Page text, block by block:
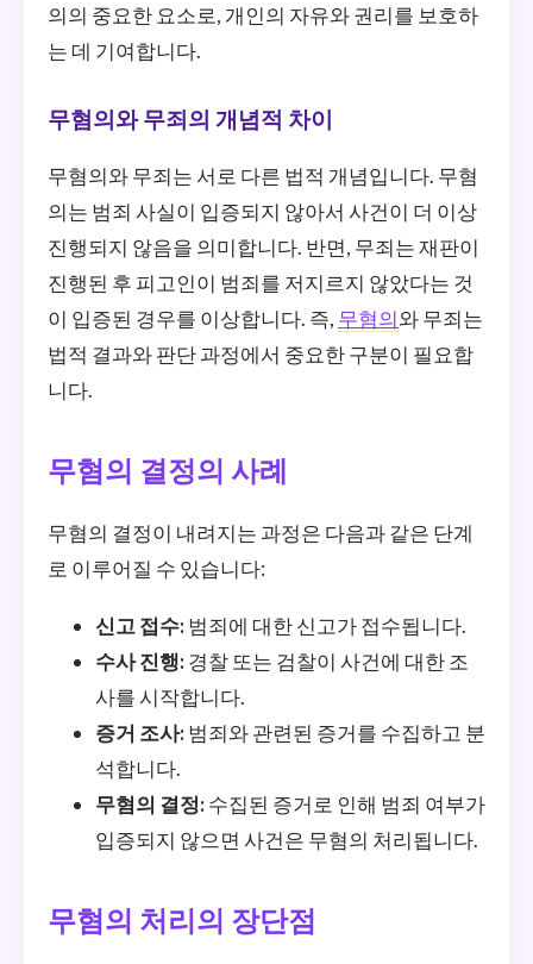
의의 중요한 요소로, 개인의 자유와 권리를 보호하
는 데 기여합니다.
무혐의와 무죄의 개념적 차이
무혐의와 무죄는 서로 다른 법적 개념입니다. 무혐
의는 범죄 사실이 입증되지 않아서 사건이 더 이상
진행되지 않음을 의미합니다. 반면, 무죄는 재판이
진행된 후 피고인이 범죄를 저지르지 않았다는 것
이 입증된 경우를 이상합니다. 즉, 무혐의와 무죄는
법적 결과와 판단 과정에서 중요한 구분이 필요합
니다.
무혐의 결정의 사례
무혐의 결정이 내려지는 과정은 다음과 같은 단계
로 이루어질 수 있습니다:
신고 접수: 범죄에 대한 신고가 접수됩니다.
수사 진행: 경찰 또는 검찰이 사건에 대한 조
사를 시작합니다.
증거 조사: 범죄와 관련된 증거를 수집하고 분
석합니다.
무혐의 결정: 수집된 증거로 인해 범죄 여부가
입증되지 않으면 사건은 무혐의 처리됩니다.
무혐의 처리의 장단점